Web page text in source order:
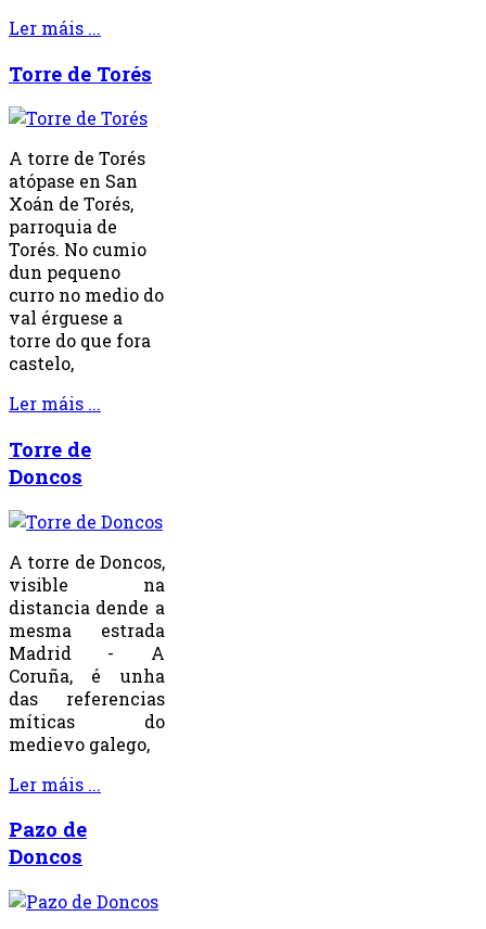
Ler máis ...
Torre de Torés
A torre de Torés
atópase en San
Xoán de Torés,
parroquia de
Torés. No cumio
dun pequeno
curro no medio do
val érguese a
torre do que fora
castelo,
Ler máis ...
Torre de
Doncos
A torre de Doncos,
visible na
distancia dende a
mesma estrada
Madrid - A
Coruña, é unha
das referencias
míticas do
medievo galego,
Ler máis ...
Pazo de
Doncos